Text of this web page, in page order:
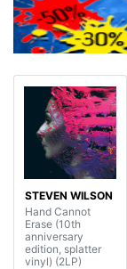
STEVEN WILSON
Hand Cannot
Erase (10th
anniversary
edition, splatter
vinyl) (2LP)